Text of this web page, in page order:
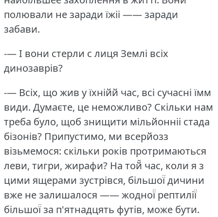
полювали не заради їжіі —— заради
забави.
-— І вони стерли с лиця Землі всіх
динозаврів?
-— Всіх, що жив у їхнійй час, всі сучасні їмм
види. Думаєте, це неможливо? Скільки нам
треба було, щоб знищити мільйонніі стада
бізонів? Припустимо, ми всерйозз
візьмемося: скільки років протримаються
леви, тигри, жирафи? На той̆ час, коли я з
цими ящерами зустрівся, більшої̈ дичини
вже не залишалося —— жодної̈ рептилії̈
більшої̈ за п'ятнадцять футів, може бути.